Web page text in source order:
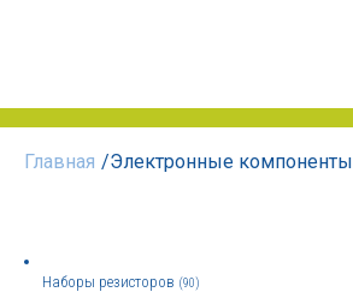
Главная /Электронные компоненты
Наборы резисторов (90)